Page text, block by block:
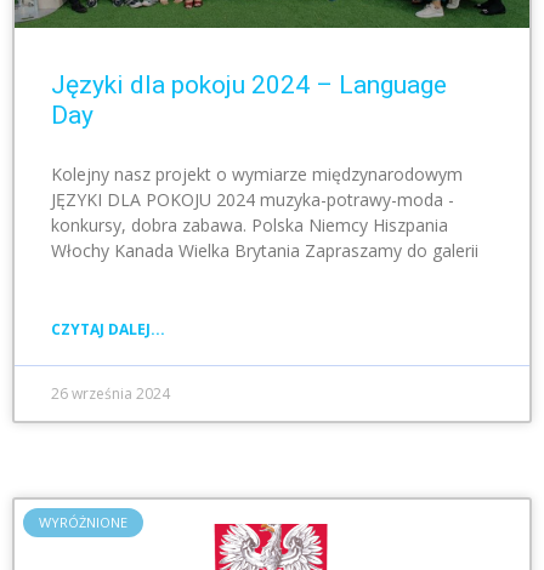
Języki dla pokoju 2024 – Language
Day
Kolejny nasz projekt o wymiarze międzynarodowym
JĘZYKI DLA POKOJU 2024 muzyka-potrawy-moda -
konkursy, dobra zabawa. Polska Niemcy Hiszpania
Włochy Kanada Wielka Brytania Zapraszamy do galerii
CZYTAJ DALEJ...
26 września 2024
WYRÓŻNIONE